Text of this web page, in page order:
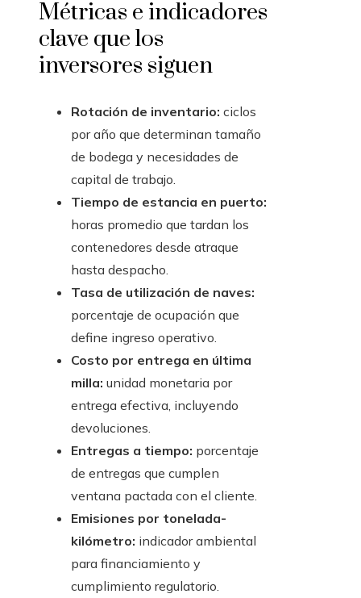
Métricas e indicadores
clave que los
inversores siguen
Rotación de inventario: ciclos
por año que determinan tamaño
de bodega y necesidades de
capital de trabajo.
Tiempo de estancia en puerto:
horas promedio que tardan los
contenedores desde atraque
hasta despacho.
Tasa de utilización de naves:
porcentaje de ocupación que
define ingreso operativo.
Costo por entrega en última
milla: unidad monetaria por
entrega efectiva, incluyendo
devoluciones.
Entregas a tiempo: porcentaje
de entregas que cumplen
ventana pactada con el cliente.
Emisiones por tonelada-
kilómetro: indicador ambiental
para financiamiento y
cumplimiento regulatorio.